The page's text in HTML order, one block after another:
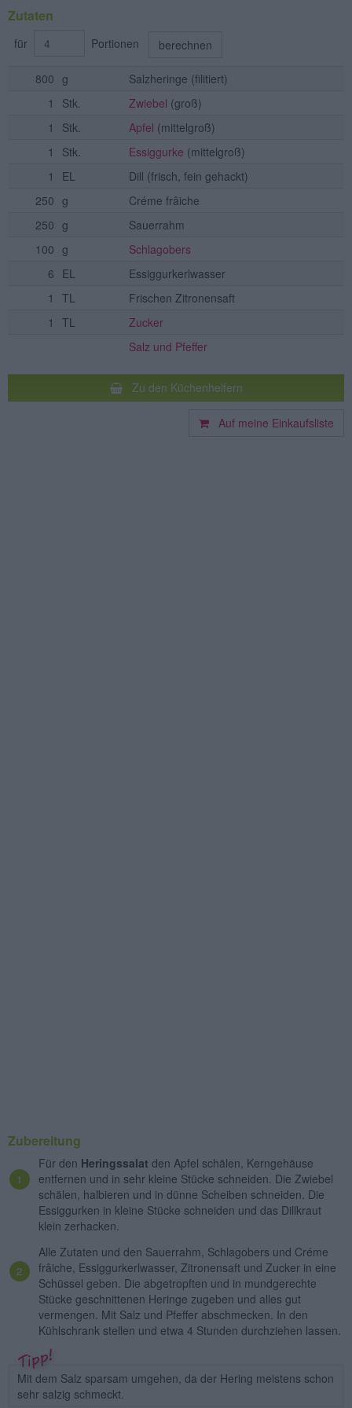
Zutaten
für Portionen berechnen
800 g Salzheringe (filitiert)
1
Stk. Zwiebel (groß)
1
Stk. Apfel (mittelgroß)
1
Stk. Essiggurke (mittelgroß)
1
EL Dill (frisch, fein gehackt)
250 g
Créme frâiche
250 g
Sauerrahm
100 g
Schlagobers
6 EL
Essiggurkerlwasser
1
TL
Frischen Zitronensaft
1
TL
Zucker
Salz und Pfeffer
Zu den Küchenhelfern
Auf meine Einkaufsliste
Zubereitung
Für den Heringssalat den Apfel schälen, Kerngehäuse
entfernen und in sehr kleine Stücke schneiden. Die Zwiebel
schälen, halbieren und in dünne Scheiben schneiden. Die
Essiggurken in kleine Stücke schneiden und das Dillkraut
klein zerhacken.
Alle Zutaten und den Sauerrahm, Schlagobers und Créme
frâiche, Essiggurkerlwasser, Zitronensaft und Zucker in eine
Schüssel geben. Die abgetropften und in mundgerechte
Stücke geschnittenen Heringe zugeben und alles gut
vermengen. Mit Salz und Pfeffer abschmecken. In den
Kühlschrank stellen und etwa 4 Stunden durchziehen lassen.
Mit dem Salz sparsam umgehen, da der Hering meistens schon
sehr salzig schmeckt.